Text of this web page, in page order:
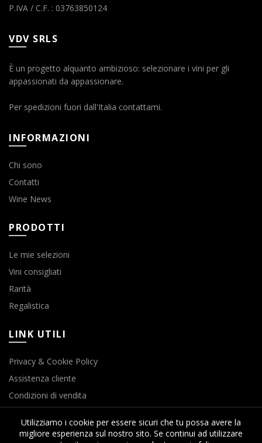
P.IVA / C.F. : 03763850124
VDV SRLS
È un progetto alquanto ambizioso: selezionare i vini per gli
appassionati da appassionare.
Per spedizioni fuori dall'Italia contattami.
INFORMAZIONI
Chi sono
Contatti
Wine News
PRODOTTI
Le mie selezioni
Vini consigliati
Rarità
Regalistica
LINK UTILI
Privacy & Cookie Policy
Assistenza cliente
Condizioni di vendita
Utilizziamo i cookie per essere sicuri che tu possa avere la
migliore esperienza sul nostro sito. Se continui ad utilizzare